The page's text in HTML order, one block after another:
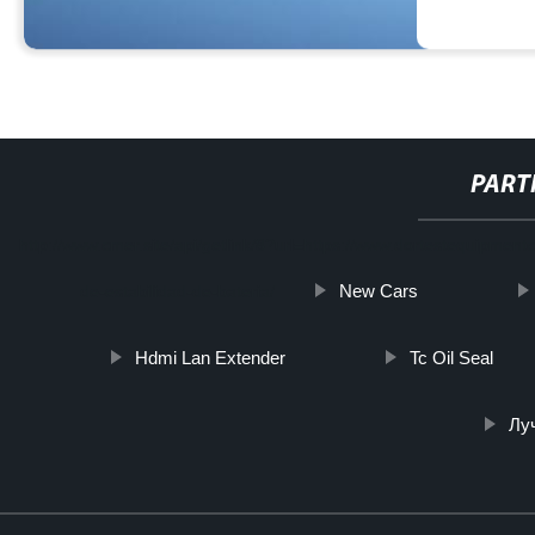
New Cars
Hdmi Lan Extender Tc Oil Seal